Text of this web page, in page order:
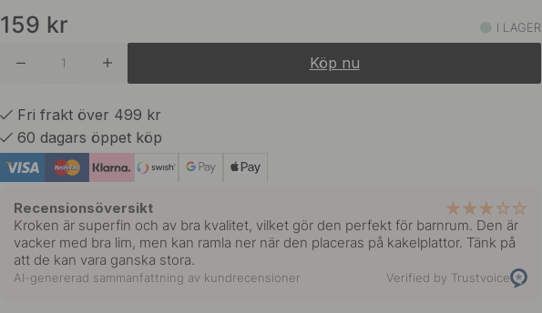
I lager
159 kr I LAGER
Köp nu
Fri frakt över 499 kr
60 dagars öppet köp
Recensionsöversikt
Kroken är superfin och av bra kvalitet, vilket gör den perfekt för barnrum. Den är
vacker med bra lim, men kan ramla ner när den placeras på kakelplattor. Tänk på
att de kan vara ganska stora.
AI-genererad sammanfattning av kundrecensioner Verified by Trustvoice